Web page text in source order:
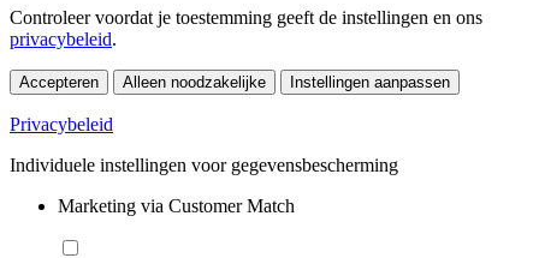
Controleer voordat je toestemming geeft de instellingen en ons
privacybeleid.
Accepteren Alleen noodzakelijke Instellingen aanpassen
Privacybeleid
Individuele instellingen voor gegevensbescherming
Marketing via Customer Match